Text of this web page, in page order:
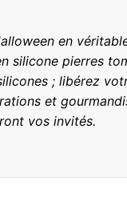
en
silicone pierres
; libérez
et
vos invités.